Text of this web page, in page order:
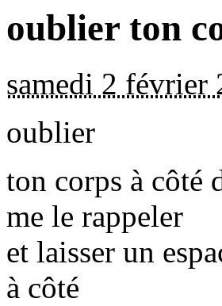
oublier ton
samedi 2 février
oublier
ton corps à côté
me le rappeler
et laisser un
à côté